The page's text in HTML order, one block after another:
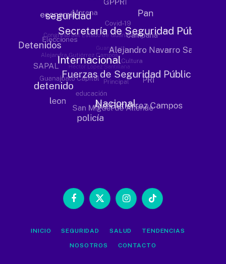
Facebook
X
InstagramTikTok
INICIO SEGURIDAD SALUD TENDENCIAS
NOSOTROS CONTACTO